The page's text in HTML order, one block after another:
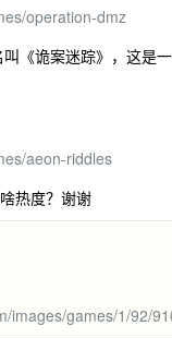
operation-dmz
《诡案迷踪》，这是
aeon-riddles
热度？谢谢
images/games/1/92/